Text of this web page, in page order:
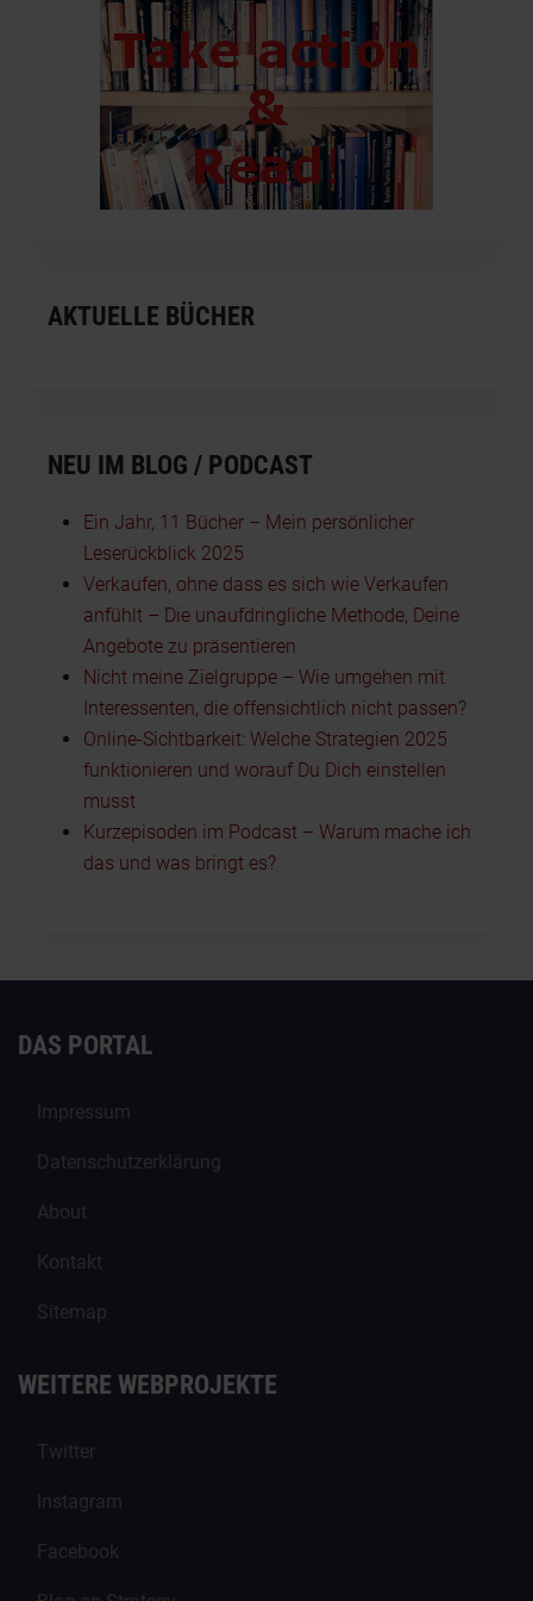
AKTUELLE BÜCHER
NEU IM BLOG / PODCAST
Ein Jahr, 11 Bücher – Mein persönlicher
Leserückblick 2025
Verkaufen, ohne dass es sich wie Verkaufen
anfühlt – Die unaufdringliche Methode, Deine
Angebote zu präsentieren
Nicht meine Zielgruppe – Wie umgehen mit
Interessenten, die offensichtlich nicht passen?
Online-Sichtbarkeit: Welche Strategien 2025
funktionieren und worauf Du Dich einstellen
musst
Kurzepisoden im Podcast – Warum mache ich
das und was bringt es?
DAS PORTAL
Impressum
Datenschutzerklärung
About
Kontakt
Sitemap
WEITERE WEBPROJEKTE
Twitter
Instagram
Facebook